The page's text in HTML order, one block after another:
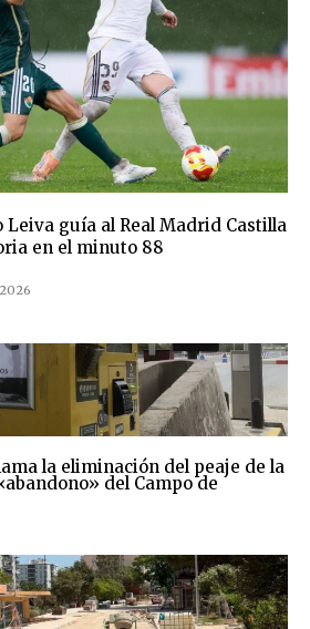
Leiva guía al Real Madrid Castilla
en el minuto 88
la eliminación del peaje de la
del Campo de